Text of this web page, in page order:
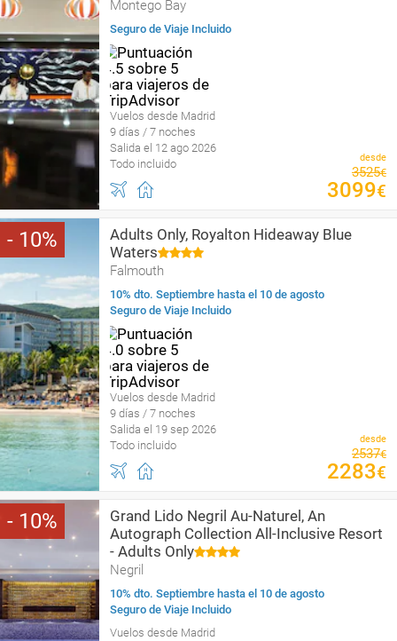
Montego Bay
Seguro de Viaje Incluido
Vuelos desde Madrid
9 días / 7 noches
Salida el 12 ago 2026
Todo incluido
desde
3525€
3099€
10
Adults Only, Royalton Hideaway Blue
Waters
Falmouth
10% dto. Septiembre hasta el 10 de agosto
Seguro de Viaje Incluido
Vuelos desde Madrid
9 días / 7 noches
Salida el 19 sep 2026
Todo incluido
desde
2537€
2283€
10
Grand Lido Negril Au-Naturel, An
Autograph Collection All-Inclusive Resort
- Adults Only
Negril
10% dto. Septiembre hasta el 10 de agosto
Seguro de Viaje Incluido
Vuelos desde Madrid